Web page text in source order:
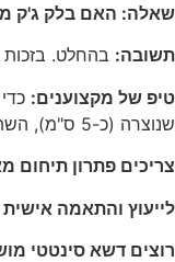
שאלה: האם בלק ג'ק
תשובה: בהחלט.
טיפ של מקצוענים:
שנוצרה (כ-5 ס"מ), השתמשו ב
צריכים פתרון תיחום
לייעוץ והתאמה אישית
רוצים דשא סינטטי